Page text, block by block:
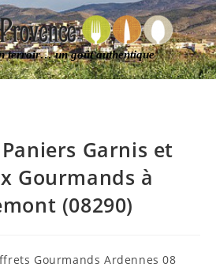
terroir… un goût authentique
Garnis et
Gourmands à
(08290)
Gourmands Ardennes 08